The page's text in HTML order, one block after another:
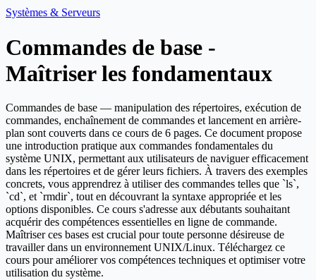
Systèmes & Serveurs
Commandes de base -
Maîtriser les fondamentaux
Commandes de base — manipulation des répertoires, exécution de
commandes, enchaînement de commandes et lancement en arrière-
plan sont couverts dans ce cours de 6 pages. Ce document propose
une introduction pratique aux commandes fondamentales du
système UNIX, permettant aux utilisateurs de naviguer efficacement
dans les répertoires et de gérer leurs fichiers. À travers des exemples
concrets, vous apprendrez à utiliser des commandes telles que `ls`,
`cd`, et `rmdir`, tout en découvrant la syntaxe appropriée et les
options disponibles. Ce cours s'adresse aux débutants souhaitant
acquérir des compétences essentielles en ligne de commande.
Maîtriser ces bases est crucial pour toute personne désireuse de
travailler dans un environnement UNIX/Linux. Téléchargez ce
cours pour améliorer vos compétences techniques et optimiser votre
utilisation du système.